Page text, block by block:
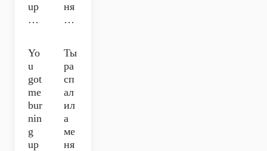
up
…
ня
…
Yo
u
got
me
bur
nin
g
up
Ты
ра
сп
ал
ил
а
ме
ня